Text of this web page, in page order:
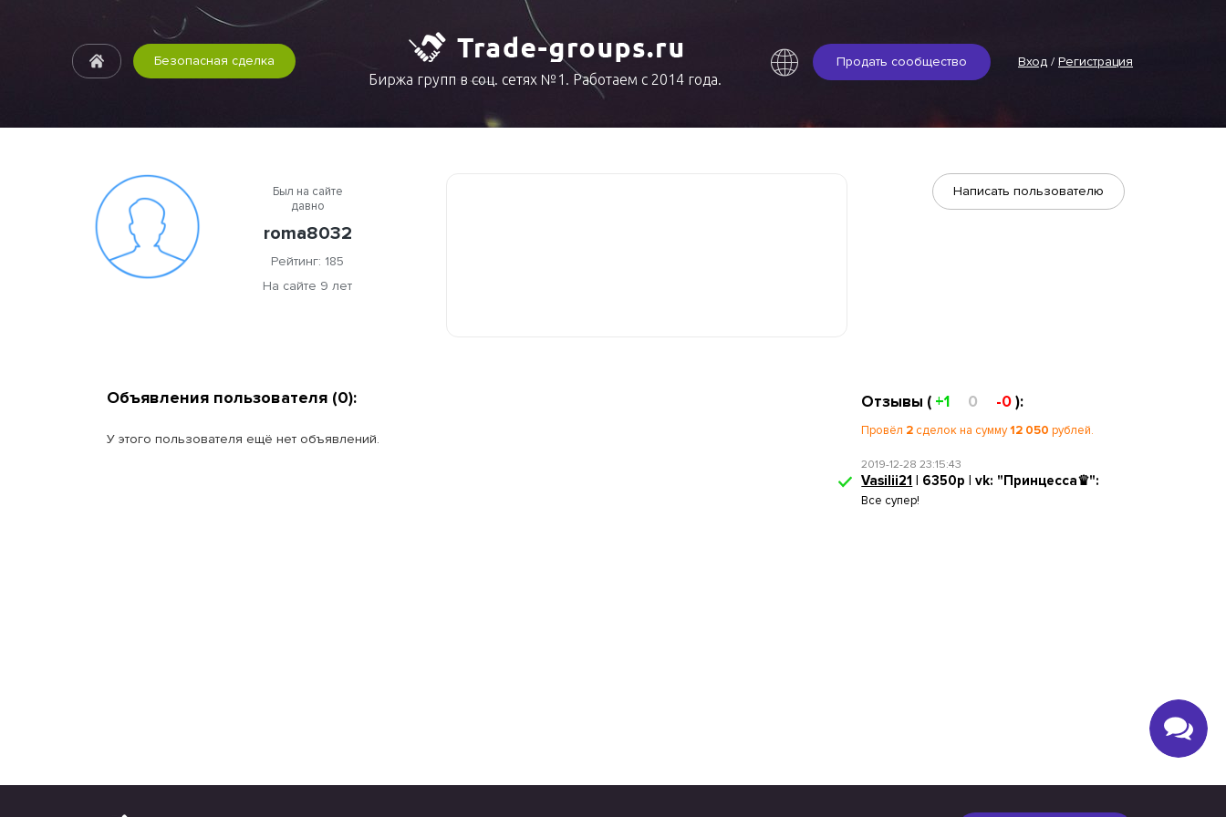
Продать сообщество Вход / Регистрация
Безопасная сделка
Биржа групп в соц. сетях №1. Работаем с 2014 года.
Был на сайте
давно
roma8032
Рейтинг: 185
На сайте 9 лет
Написать пользователю
Объявления пользователя (0):
У этого пользователя ещё нет объявлений.
Отзывы ( +1 0 -0):
Провёл 2 сделок на сумму12 050 рублей.
2019-12-28 23:15:43
Vasilii21 | 6350р | vk: "Принцесса♛":
Все супер!